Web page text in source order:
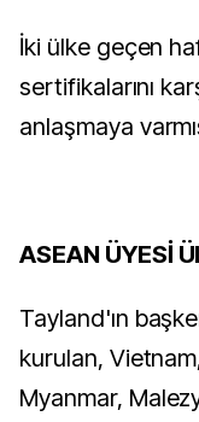
İki ülke geçen
sertifikalarını
anlaşmaya
ASEAN ÜYESİ
Tayland'ın
kurulan,
Myanmar,